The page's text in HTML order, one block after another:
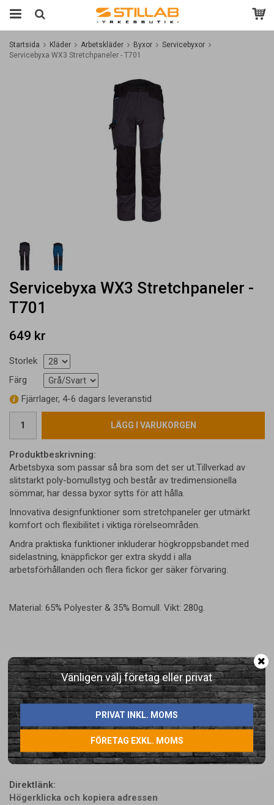
Startsida Kläder Arbetskläder Byxor
Servicebyxor
Servicebyxa WX3 Stretchpaneler - T701
Vänligen välj företag eller privat
PRIVAT INKL. MOMS
FÖRETAG EXKL. MOMS
Servicebyxa WX3 Stretchpaneler -
T701
649 kr
Storlek
Färg
Fjärrlager, 4-6 dagars leveranstid
LÄGG I VARUKORGEN
Produktbeskrivning:
Arbetsbyxa som passar så bra som det ser ut.Tillverkad av
slitstarkt poly-bomullstyg och består av tredimensionella
sömmar, har dessa byxor sytts för att hålla.
Innovativa designfunktioner som stretchpaneler ger utmärkt
komfort och flexibilitet i viktiga rörelseområden.
Andra praktiska funktioner inkluderar högkroppsbandet med
sidelastning, knäppfickor ger extra skydd i alla
arbetsförhållanden och flera fickor ger säker förvaring.
Material: 65% Polyester & 35% Bomull. Vikt: 280g.
LÄGG I ÖNSKELISTA
Artikelnummer:
T701MGR28
Direktlänk:
Högerklicka och kopiera adressen